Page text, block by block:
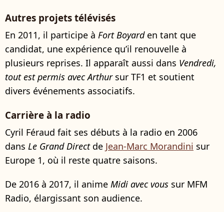
Autres projets télévisés
En 2011, il participe à Fort Boyarden tant que
candidat, une expérience qu’il renouvelle à
plusieurs reprises. Il apparaît aussi dans Vendredi,
tout est permis avec Arthursur TF1 et soutient
divers événements associatifs.
Carrière à la radio
Cyril Féraud fait ses débuts à la radio en 2006
dans Le Grand Directde Jean-Marc Morandini sur
Europe 1, où il reste quatre saisons.
De 2016 à 2017, il anime Midi avec vous sur MFM
Radio, élargissant son audience.